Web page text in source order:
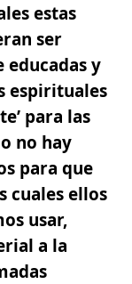
estas
ser
educadas y
espirituales
para las
no hay
para que
cuales ellos
usar,
a la